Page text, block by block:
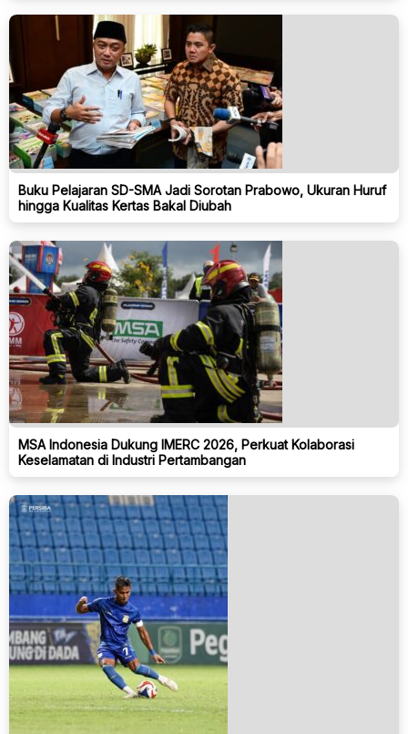
Buku Pelajaran SD-SMA Jadi Sorotan Prabowo, Ukuran Huruf
hingga Kualitas Kertas Bakal Diubah
MSA Indonesia Dukung IMERC 2026, Perkuat Kolaborasi
Keselamatan di Industri Pertambangan